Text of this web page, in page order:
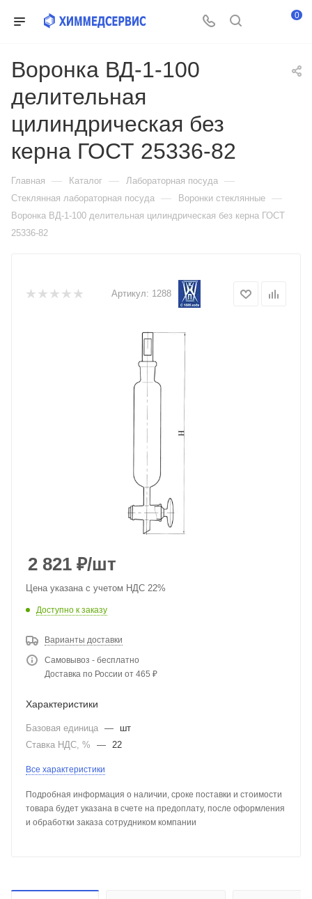
0
Воронка ВД-1-100
делительная
цилиндрическая без
керна ГОСТ 25336-82
Главная — Каталог — Лабораторная посуда —
Стеклянная лабораторная посуда — Воронки стеклянные —
Воронка ВД-1-100 делительная цилиндрическая без керна ГОСТ
25336-82
Артикул: 1288
2 821 ₽/шт
Цена указана с учетом НДС 22%
Доступно к заказу
Варианты доставки
Самовывоз - бесплатно
Доставка по России от 465 ₽
Характеристики
Базовая единица —
шт
Ставка НДС, %
— 22
Все характеристики
Подробная информация о наличии, сроке поставки и стоимости
товара будет указана в счете на предоплату, после оформления
и обработки заказа сотрудником компании